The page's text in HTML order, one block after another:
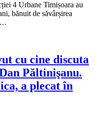
4 Urbane Timișoara au
bănuit de săvârșirea
cu cine discuta
Păltinişanu.
a plecat în